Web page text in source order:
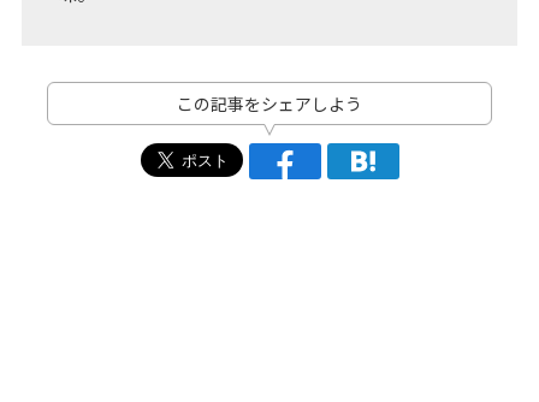
この記事をシェアしよう